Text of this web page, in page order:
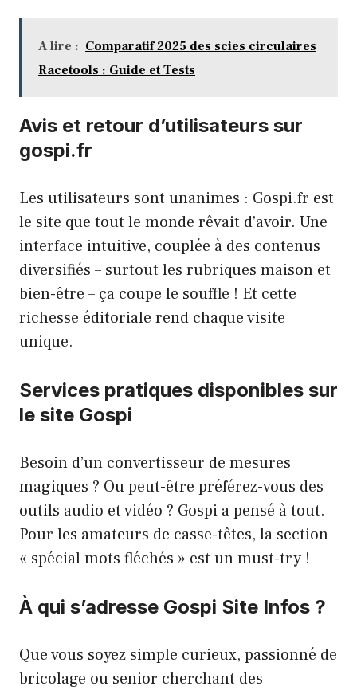
A lire : Comparatif 2025 des scies circulaires
Racetools : Guide et Tests
Avis et retour d’utilisateurs sur
gospi.fr
Les utilisateurs sont unanimes : Gospi.fr est
le site que tout le monde rêvait d’avoir. Une
interface intuitive, couplée à des contenus
diversifiés – surtout les rubriques maison et
bien-être – ça coupe le souffle ! Et cette
richesse éditoriale rend chaque visite
unique.
Services pratiques disponibles sur
le site Gospi
Besoin d’un convertisseur de mesures
magiques ? Ou peut-être préférez-vous des
outils audio et vidéo ? Gospi a pensé à tout.
Pour les amateurs de casse-têtes, la section
« spécial mots fléchés » est un must-try !
À qui s’adresse Gospi Site Infos ?
Que vous soyez simple curieux, passionné de
bricolage ou senior cherchant des